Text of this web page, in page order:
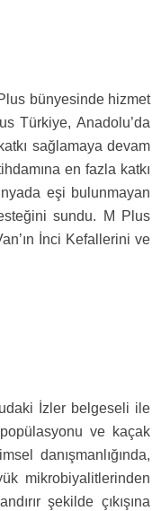
bünyesinde hizmet
Türkiye, Anadolu’da
sağlamaya devam
en fazla katkı
eşi bulunmayan
sundu. M Plus
İnci Kefallerini ve
İzler belgeseli ile
ve kaçak
danışmanlığında,
mikrobiyalitlerinden
şekilde çıkışına